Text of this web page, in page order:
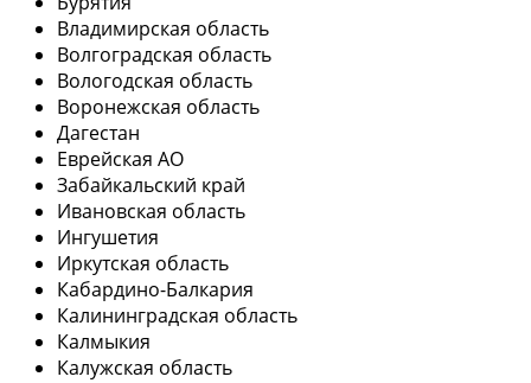
Владимирская область
Волгоградская область
Вологодская область
Воронежская область
Дагестан
Еврейская АО
Забайкальский край
Ивановская область
Ингушетия
Иркутская область
Кабардино-Балкария
Калининградская область
Калмыкия
Калужская область